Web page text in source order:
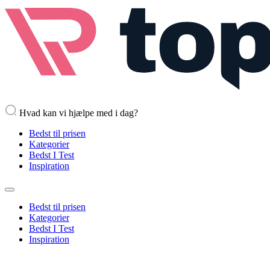
Hvad kan vi hjælpe med i dag?
Bedst til prisen
Kategorier
Bedst I Test
Inspiration
Bedst til prisen
Kategorier
Bedst I Test
Inspiration